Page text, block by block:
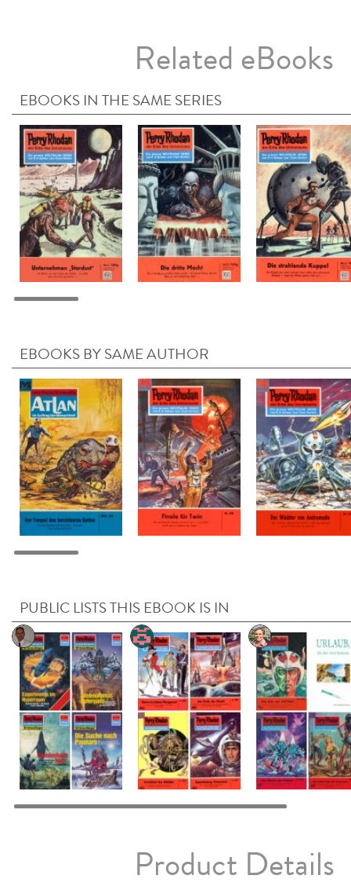
Related eBooks
EBOOKS IN THE SAME SERIES
EBOOKS BY SAME AUTHOR
PUBLIC LISTS THIS EBOOK IS IN
Product Details